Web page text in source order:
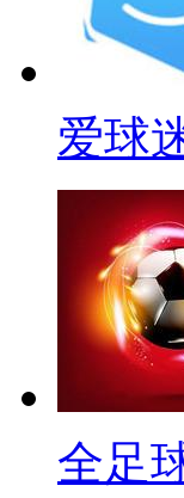
爱球
全足